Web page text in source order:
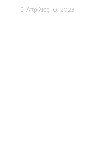
Απρίλιος 10, 2023